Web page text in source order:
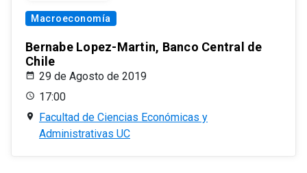
Macroeconomía
Bernabe Lopez-Martin, Banco Central de
Chile
29 de Agosto de 2019
17:00
Facultad de Ciencias Económicas y
Administrativas UC